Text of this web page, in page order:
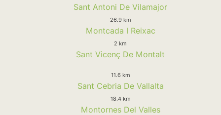
Sant Antoni De Vilamajor
26.9 km
Montcada I Reixac
2 km
Sant Vicenç De Montalt
11.6 km
Sant Cebria De Vallalta
18.4 km
Montornes Del Valles